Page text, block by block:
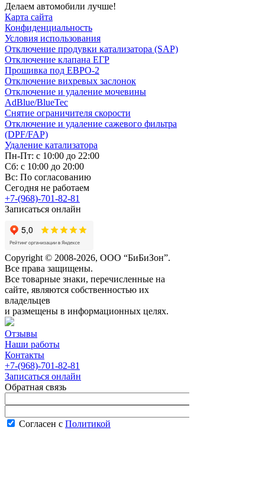
Делаем автомобили лучше!
Карта сайта
Конфиденциальность
Условия использования
Отключение продувки катализатора (SAP)
Отключение клапана ЕГР
Прошивка под ЕВРО-2
Отключение вихревых заслонок
Отключение и удаление мочевины
AdBlue/BlueTec
Снятие ограничителя скорости
Отключение и удаление сажевого фильтра
(DPF/FAP)
Удаление катализатора
Пн-Пт: с 10:00 до 22:00
Сб: с 10:00 до 20:00
Вс: По согласованию
Сегодня не работаем
+7-(968)-701-82-81
Записаться онлайн
Copyright © 2008-2026, ООО “БиБиЗон”.
Все права защищены.
Все товарные знаки, перечисленные на
сайте, являются собственностью их
владельцев
и размещены в информационных целях.
Отзывы
Наши работы
Контакты
+7-(968)-701-82-81
Записаться онлайн
Обратная связь
Согласен с Политикой